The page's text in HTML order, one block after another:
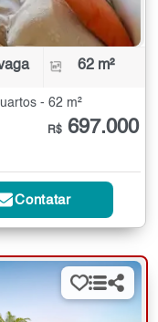
62 m²
- 62 m²
R$ 697.000
Contatar